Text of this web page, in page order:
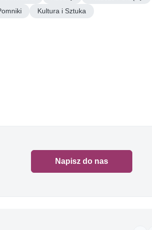
Kultura i Sztuka
Napisz do nas